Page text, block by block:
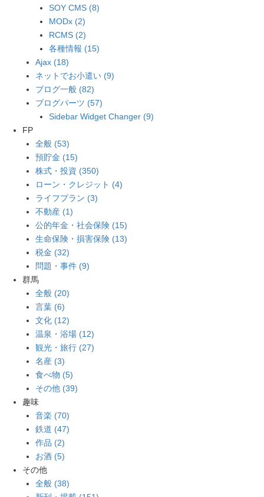
SOY CMS (8)
MODx (2)
RCMS (2)
各種情報 (15)
Ajax (18)
ネットでお小遣い (9)
ブログ一般 (82)
ブログパーツ (57)
Sidebar Widget Changer (9)
FP
全般 (53)
預貯金 (15)
株式・投資 (350)
ローン・クレジット (4)
ライフプラン (3)
不動産 (1)
公的年金・社会保険 (15)
生命保険・損害保険 (13)
税金 (32)
問題・事件 (9)
群馬
全般 (20)
言葉 (6)
文化 (12)
温泉・浴場 (12)
観光・旅行 (27)
名産 (3)
食べ物 (5)
その他 (39)
趣味
音楽 (70)
鉄道 (47)
作品 (2)
お酒 (5)
その他
全般 (38)